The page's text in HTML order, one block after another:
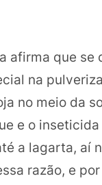
afirma que se
na
no meio da
e o
a lagarta, aí
razão, e